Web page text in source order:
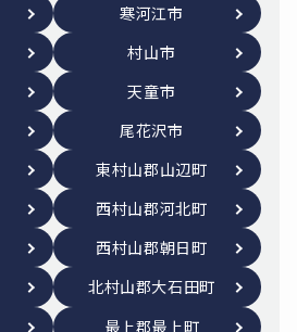
寒河江市
村山市
天童市
尾花沢市
東村山郡山辺町
西村山郡河北町
西村山郡朝日町
北村山郡大石田町
最上郡最上町